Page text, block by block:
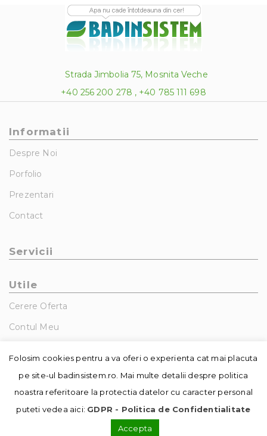
Strada Jimbolia 75, Mosnita Veche
+40 256 200 278 , +40 785 111 698
Informatii
Despre Noi
Porfolio
Prezentari
Contact
Servicii
Utile
Cerere Oferta
Contul Meu
© Copyright - Badin Sistem | realizat de
Folosim cookies pentru a va oferi o experienta cat mai placuta
pe site-ul badinsistem.ro. Mai multe detalii despre politica
noastra referitoare la protectia datelor cu caracter personal
puteti vedea aici: GDPR - Politica de Confidentialitate
Accepta